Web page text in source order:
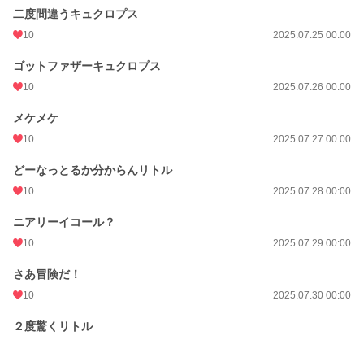
二度間違うキュクロプス
10 2025.07.25 00:00
ゴットファザーキュクロプス
10 2025.07.26 00:00
メケメケ
10 2025.07.27 00:00
どーなっとるか分からんリトル
10 2025.07.28 00:00
ニアリーイコール？
10 2025.07.29 00:00
さあ冒険だ！
10 2025.07.30 00:00
２度驚くリトル